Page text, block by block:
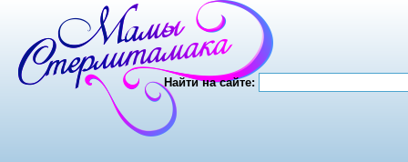
Найти на сайте: